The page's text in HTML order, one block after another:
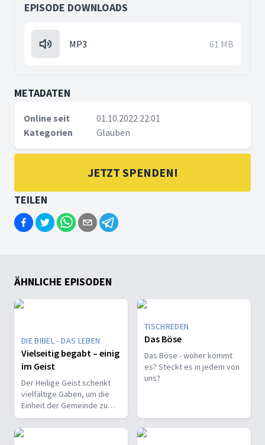
EPISODE DOWNLOADS
MP3 61 MB
METADATEN
Online seit
01.10.2022 22:01
Kategorien
Glauben
JETZT SPENDEN!
TEILEN
ÄHNLICHE EPISODEN
DIE BIBEL - DAS LEBEN
Vielseitig begabt – einig
im Geist
Der Heilige Geist schenkt
vielfältige Gaben, um die
Einheit der Gemeinde zu
stärken und sie zu
befähigen, Christus vor den
Menschen zu bekennen.
TISCHREDEN
Das Böse
Das Böse - woher kommt
es? Steckt es in jedem von
uns?